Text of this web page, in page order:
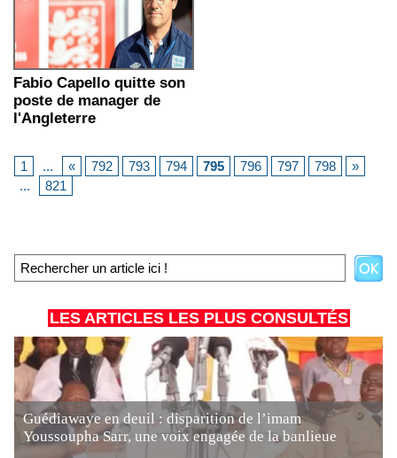
Fabio Capello quitte son
poste de manager de
l'Angleterre
1 ... « 792 793 794 795 796 797 798
»
...
821
LES ARTICLES LES PLUS CONSULTÉS
Guédiawaye en deuil : disparition de l’imam
Youssoupha Sarr, une voix engagée de la banlieue